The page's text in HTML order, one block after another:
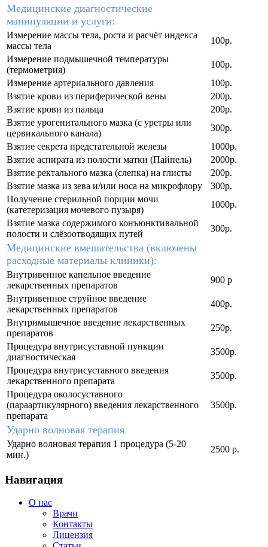
Медицинские диагностические
манипуляции и услуги:
Измерение массы тела, роста и расчёт индекса
массы тела
100р.
Измерение подмышечной температуры
(термометрия)
100р.
Измерение артериального давления
100р.
Взятие крови из периферической вены
200р.
Взятие крови из пальца
200р.
Взятие урогенитального мазка (с уретры или
цервикального канала)
300р.
Взятие секрета предстательной железы
1000р.
Взятие аспирата из полости матки (Пайпель)
2000р.
Взятие ректального мазка (слепка) на глисты
200р.
Взятие мазка из зева и/или носа на микрофлору
300р.
Получение стерильной порции мочи
(катетеризация мочевого пузыря)
1000р.
Взятие мазка содержимого конъюнктивальной
полости и слёзоотводящих путей
300р.
Медицинские вмешательства (включены
расходные материалы клиники):
Внутривенное капельное введение
лекарственных препаратов
900 р
Внутривенное струйное введение
лекарственных препаратов
400р.
Внутримышечное введение лекарственных
препаратов
250р.
Процедура внутрисуставной пункции
диагностическая
3500р.
Процедура внутрисуставного введения
лекарственного препарата
3500р.
Процедура околосуставного
(параартикулярного) введения лекарственного
препарата
3500р.
Ударно волновая терапия
Ударно волновая терапия 1 процедура (5-20
мин.)
2500 р.
Навигация
О нас
Врачи
Контакты
Лицензия